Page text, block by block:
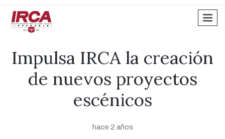
Impulsa IRCA la creación
de nuevos proyectos
escénicos
hace 2 años